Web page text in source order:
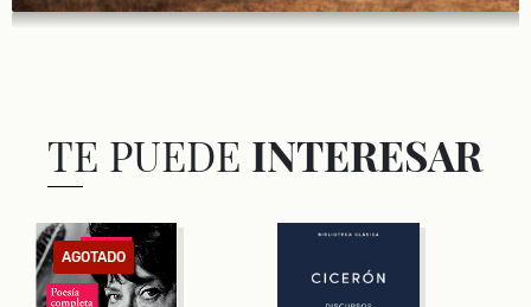
TE PUEDE INTERESAR
AGOTADO